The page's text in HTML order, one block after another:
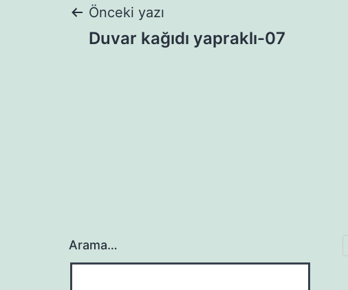
Yazı
Önceki yazı
Duvar kağıdı yapraklı-07
Arama…